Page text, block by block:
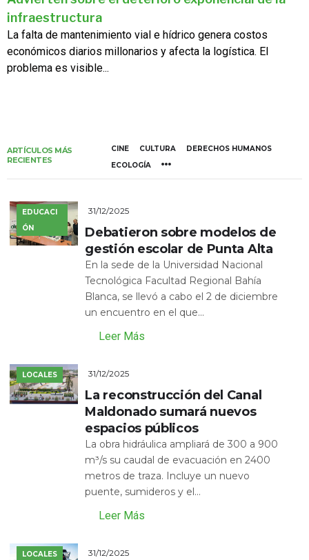
infraestructura
La falta de mantenimiento vial e hídrico genera costos
económicos diarios millonarios y afecta la logística. El
problema es visible...
ARTÍCULOS MÁS
RECIENTES
CINE CULTURA
DERECHOS HUMANOS
ECOLOGÍA
EDUCACI
ÓN
31/12/2025
Debatieron sobre modelos de
gestión escolar de Punta Alta
En la sede de la Universidad Nacional
Tecnológica Facultad Regional Bahía
Blanca, se llevó a cabo el 2 de diciembre
un encuentro en el que...
Leer Más
LOCALES 31/12/2025
La reconstrucción del Canal
Maldonado sumará nuevos
espacios públicos
La obra hidráulica ampliará de 300 a 900
m³/s su caudal de evacuación en 2400
metros de traza. Incluye un nuevo
puente, sumideros y el...
Leer Más
LOCALES 31/12/2025